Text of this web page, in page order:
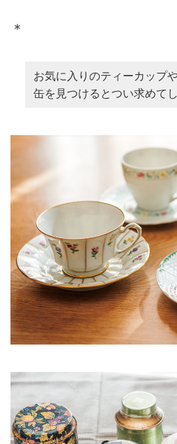
＊
お気に入りのティーカップ
缶を見つけるとつい求めて